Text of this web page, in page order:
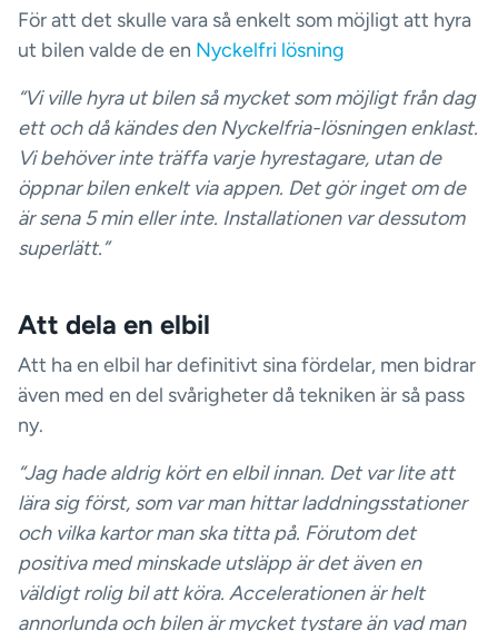
För att det skulle vara så enkelt som möjligt att hyra
ut bilen valde de en Nyckelfri lösning
“Vi ville hyra ut bilen så mycket som möjligt från dag
ett och då kändes den Nyckelfria-lösningen enklast.
Vi behöver inte träffa varje hyrestagare, utan de
öppnar bilen enkelt via appen. Det gör inget om de
är sena 5 min eller inte. Installationen var dessutom
superlätt.”
Att dela en elbil
Att ha en elbil har definitivt sina fördelar, men bidrar
även med en del svårigheter då tekniken är så pass
ny.
“Jag hade aldrig kört en elbil innan. Det var lite att
lära sig först, som var man hittar laddningsstationer
och vilka kartor man ska titta på. Förutom det
positiva med minskade utsläpp är det även en
väldigt rolig bil att köra. Accelerationen är helt
annorlunda och bilen är mycket tystare än vad man